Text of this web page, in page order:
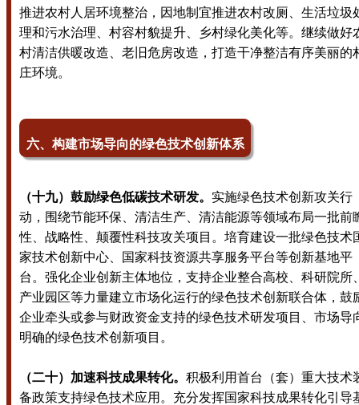
推进农村人居环境整治，因地制宜推进农村改厕、生活垃圾
理和污水治理、村容村貌提升、乡村绿化美化等。继续做好
村清洁供暖改造、老旧危房改造，打造干净整洁有序美丽的
庄环境。
六、构建市场导向的绿色技术创新体系
（十九）鼓励绿色低碳技术研发。 实施绿色技术创新攻关行
动，围绕节能环保、清洁生产、清洁能源等领域布局一批前
性、战略性、颠覆性科技攻关项目。培育建设一批绿色技术
家技术创新中心、国家科技资源共享服务平台等创新基地平
台。强化企业创新主体地位，支持企业整合高校、科研院所
产业园区等力量建立市场化运行的绿色技术创新联合体，鼓
企业牵头或参与财政资金支持的绿色技术研发项目、市场导
明确的绿色技术创新项目。
（二十）加速科技成果转化。 积极利用首台（套）重大技术
备政策支持绿色技术应用。充分发挥国家科技成果转化引导